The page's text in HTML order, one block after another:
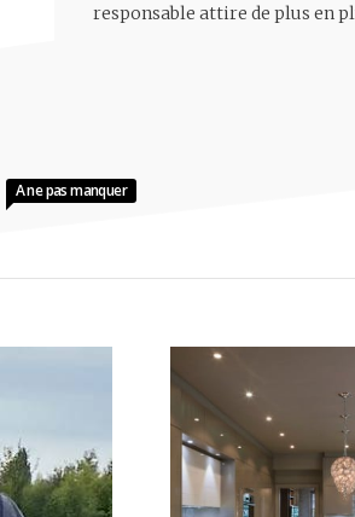
responsable attire de plus en
A ne pas manquer